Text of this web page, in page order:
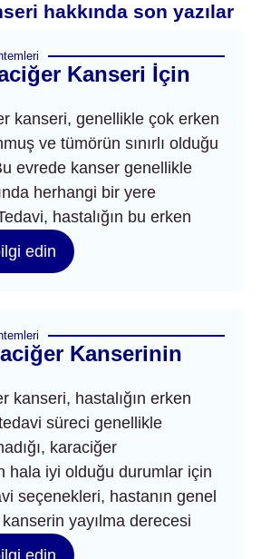
hakkında son yazılar
Kanseri İçin
kanseri, genellikle çok erken
ve tümörün sınırlı olduğu
evrede kanser genellikle
herhangi bir yere
hastalığın bu erken
edin
Kanserinin
kanseri, hastalığın erken
süreci genellikle
karaciğer
hala iyi olduğu durumlar için
seçenekleri, hastanın genel
yayılma derecesi